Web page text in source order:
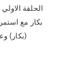
الحلقة
بكار مع
(بكار)